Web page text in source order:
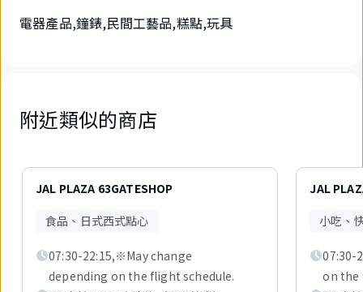
電器產品,鐘錶,民間工藝品,糕點,玩具
附近類似的商店
JAL PLAZA 63GATESHOP
食品、日式西式點心
07:30-22:15,※May change
depending on the flight schedule.
JAL
小吃、
07:30-
on the